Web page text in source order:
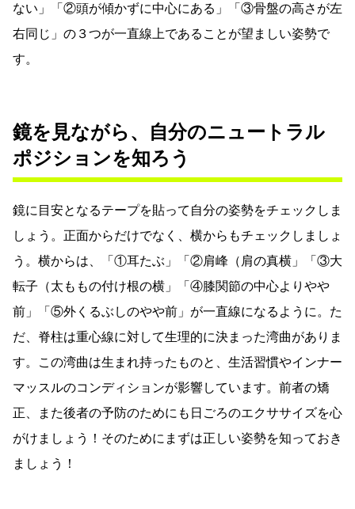
ない」「②頭が傾かずに中心にある」「③骨盤の高さが左
右同じ」の３つが一直線上であることが望ましい姿勢で
す。
鏡を見ながら、自分のニュートラル
ポジションを知ろう
鏡に目安となるテープを貼って自分の姿勢をチェックしま
しょう。正面からだけでなく、横からもチェックしましょ
う。横からは、「①耳たぶ」「②肩峰（肩の真横」「③大
転子（太ももの付け根の横」「④膝関節の中心よりやや
前」「⑤外くるぶしのやや前」が一直線になるように。た
だ、脊柱は重心線に対して生理的に決まった湾曲がありま
す。この湾曲は生まれ持ったものと、生活習慣やインナー
マッスルのコンディションが影響しています。前者の矯
正、また後者の予防のためにも日ごろのエクササイズを心
がけましょう！そのためにまずは正しい姿勢を知っておき
ましょう！